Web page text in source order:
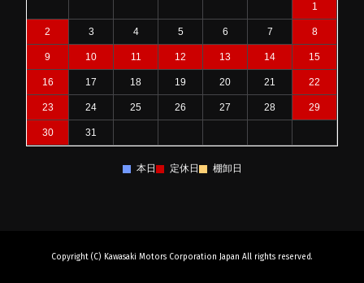
1
2 3 4 5 6 7 8
9 10 11 12 13 14 15
16 17 18 19 20 21 22
23 24 25 26 27 28 29
30 31
本日 定休日 棚卸日
Copyright (C) Kawasaki Motors Corporation Japan All rights reserved.